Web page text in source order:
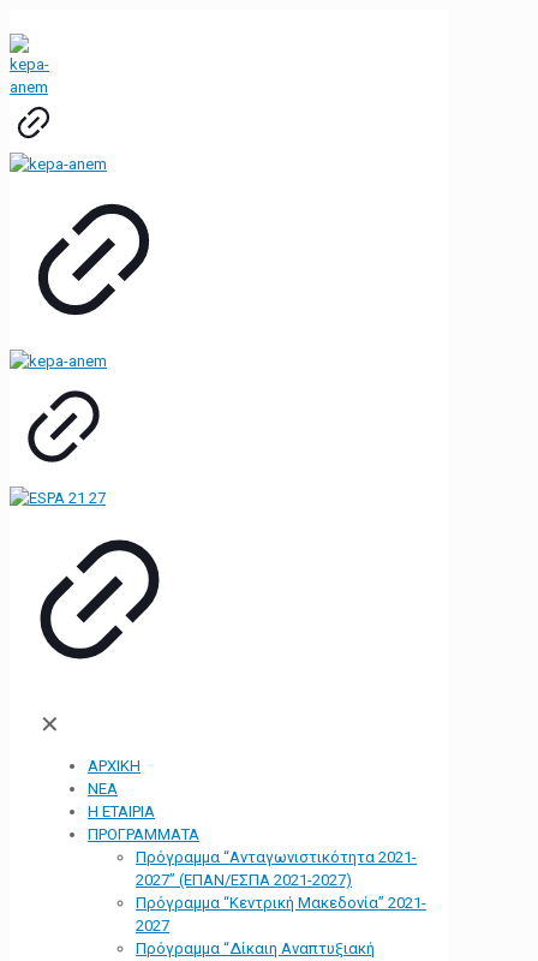
✕
ΑΡΧΙΚΗ
ΝΕΑ
Η ΕΤΑΙΡΙΑ
ΠΡΟΓΡΑΜΜΑΤΑ
Πρόγραμμα “Ανταγωνιστικότητα 2021-
2027” (ΕΠΑΝ/ΕΣΠΑ 2021-2027)
Πρόγραμμα “Κεντρική Μακεδονία” 2021-
2027
Πρόγραμμα “Δίκαιη Αναπτυξιακή